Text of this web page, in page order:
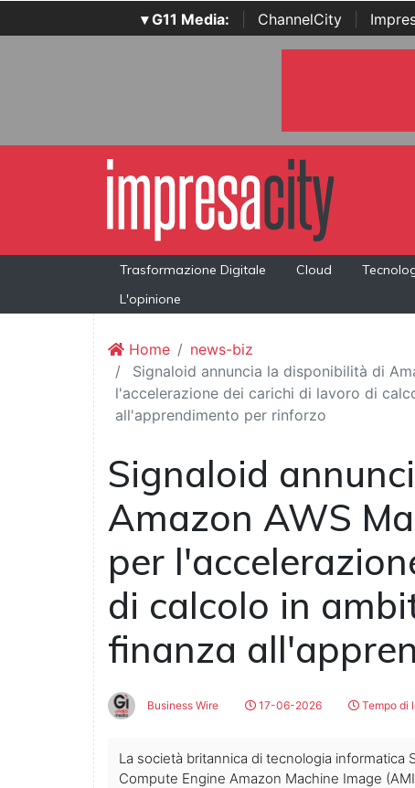
▾ G11 Media: ChannelCity
Trasformazione Digitale Cloud
L'opinione
Home
news-biz
Signaloid annuncia la disponibilità di
l'accelerazione dei carichi di lavoro di
all'apprendimento per rinforzo
Signaloid
Amazon AWS
per
di calcolo in
finanza
Business Wire 17-06-2026 Tempo di
La società britannica di tecnologia informatica
Compute Engine Amazon Machine Image